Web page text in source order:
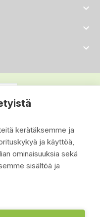
kerätäksemme ja
ja käyttöä,
ominaisuuksia sekä
sisältöä ja


